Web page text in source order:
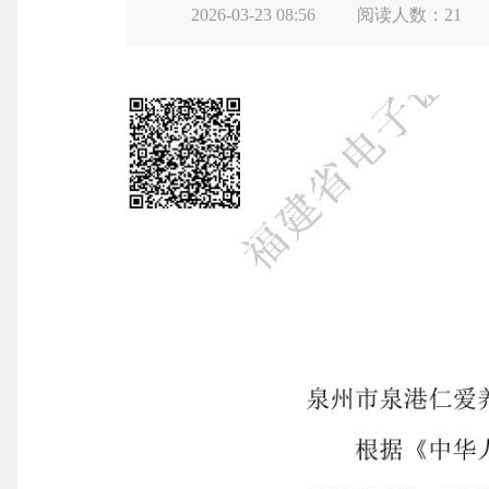
2026-03-23 08:56 阅读人数： 21